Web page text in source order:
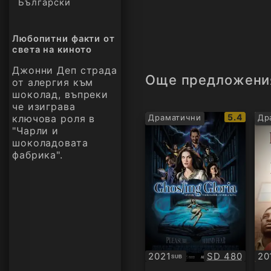
Български
Любопитни факти от
света на киното
Джонни Деп страда
от алергия към
шоколад, въпреки
че изиграва
ключова роля в
"Чарли и
шоколадовата
фабрика".
Още
Драматични
IMDb
рейтинг:
5.4
2021 SUB
Субтитри Качество:
SD 480
БГ